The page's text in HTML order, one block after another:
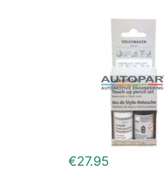
€27.95